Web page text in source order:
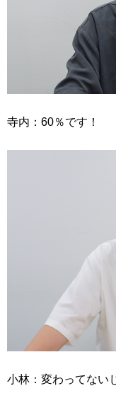
寺内：60％です！
小林：変わってない